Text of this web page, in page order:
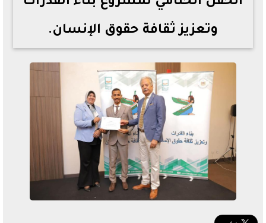
وتعزيز ثقافة حقوق الإنسان.